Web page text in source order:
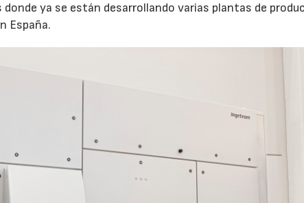
ya se están desarrollando varias plantas de
España.